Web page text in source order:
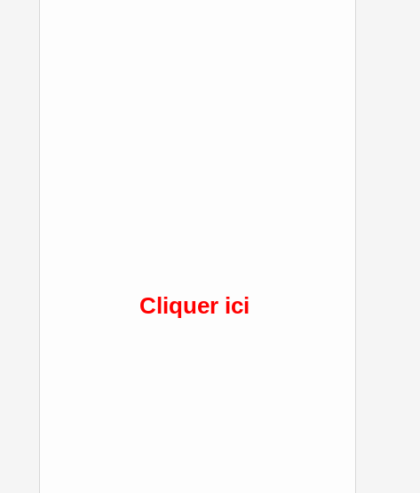
Cliquer ici